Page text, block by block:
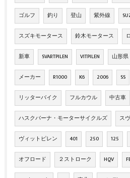
ゴルフ 釣り 登山 紫外線
スズキモータース 鈴木モータース
新車 SVARTPILEN VITPILEN 山形県
メーカー R1000 K6 2006 SS
リッターバイク フルカウル 中古車
ハスクバーナ・モーターサイクルズ ス
ヴィットピレン 401 250 125
オフロード ２ストローク HQV